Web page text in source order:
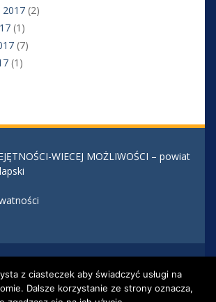
2017(2)
(1)
(7)
(1)
WIECEJ MOŻLIWOŚCI – powiat
30 , 11-500 Giżycko, tel. 87 428 20
12
z ciasteczek aby świadczyć usługi na
Dalsze korzystanie ze strony oznacza,